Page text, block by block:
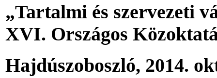
„Tartalmi és szervezeti
XVI. Országos
Hajdúszoboszló, 2014.